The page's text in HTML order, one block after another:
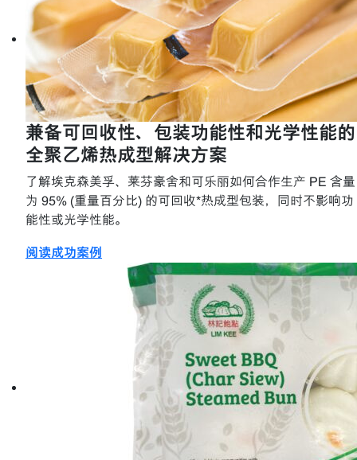
兼备可回收性、包装功能性和光学性能的
全聚乙烯热成型解决方案
了解埃克森美孚、莱芬豪舍和可乐丽如何合作生产 PE 含量
为 95% (重量百分比) 的可回收*热成型包装，同时不影响功
能性或光学性能。
阅读成功案例